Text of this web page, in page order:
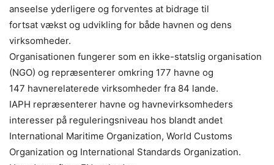
anseelse yderligere og forventes at bidrage til
fortsat vækst og udvikling for både havnen og dens
virksomheder.
Organisationen fungerer som en ikke-statslig organisation
(NGO) og repræsenterer omkring 177 havne og
147 havnerelaterede virksomheder fra 84 lande.
IAPH repræsenterer havne og havnevirksomheders
interesser på reguleringsniveau hos blandt andet
International Maritime Organization, World Customs
Organization og International Standards Organization.